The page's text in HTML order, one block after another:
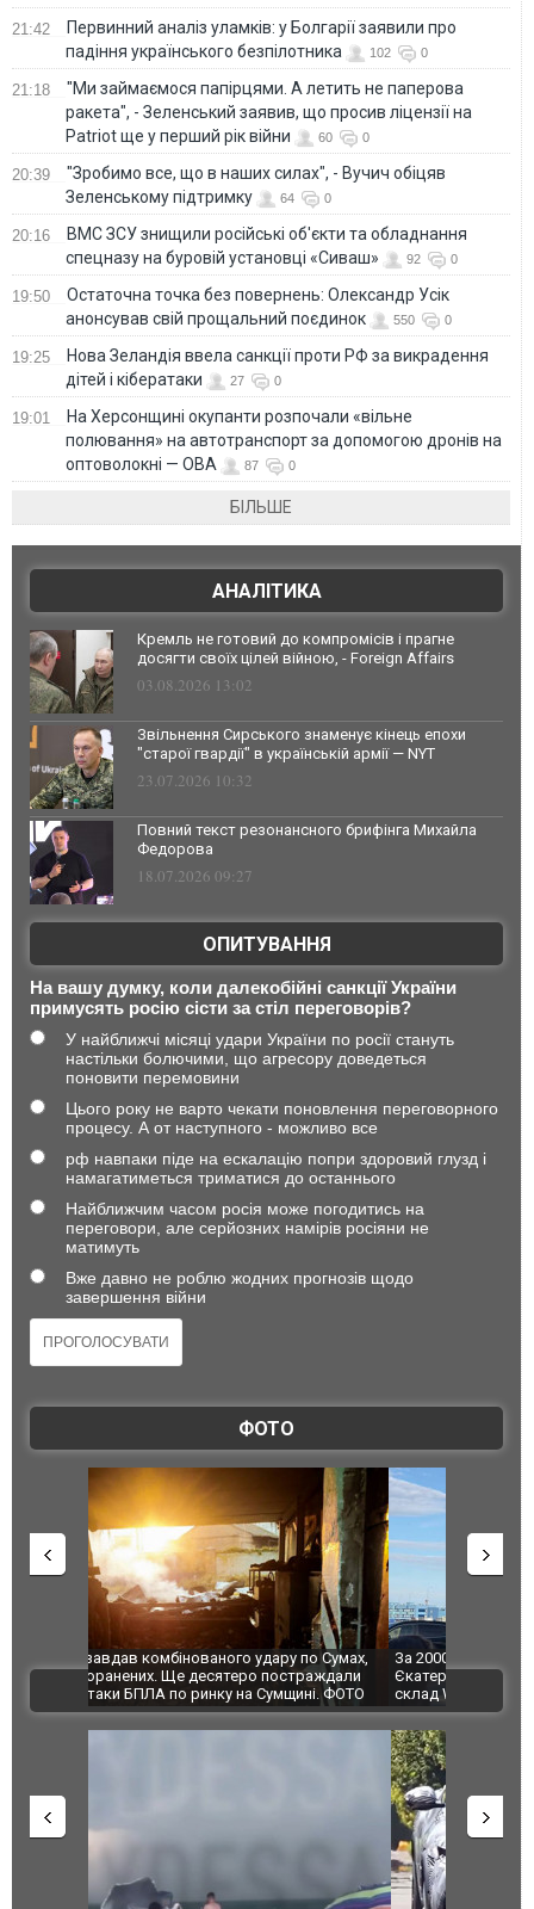
21:42
Первинний аналіз уламків: у Болгарії заявили про
падіння українського безпілотника
102 0
21:18
"Ми займаємося папірцями. А летить не паперова
ракета", - Зеленський заявив, що просив ліцензії на
Patriot ще у перший рік війни
60 0
20:39
"Зробимо все, що в наших силах", - Вучич обіцяв
Зеленському підтримку
64 0
20:16
ВМС ЗСУ знищили російські об'єкти та обладнання
спецназу на буровій установці «Сиваш»
92 0
19:50
Остаточна точка без повернень: Олександр Усік
анонсував свій прощальний поєдинок
550 0
19:25
Нова Зеландія ввела санкції проти РФ за викрадення
дітей і кібератаки
27 0
19:01
На Херсонщині окупанти розпочали «вільне
полювання» на автотранспорт за допомогою дронів на
оптоволокні — ОВА
87 0
БІЛЬШЕ
АНАЛІТИКА
Кремль не готовий до компромісів і прагне
досягти своїх цілей війною, - Foreign Affairs
03.08.2026 13:02
Звільнення Сирського знаменує кінець епохи
"старої гвардії" в українській армії — NYT
23.07.2026 10:32
Повний текст резонансного брифінга Михайла
Федорова
18.07.2026 09:27
ОПИТУВАННЯ
На вашу думку, коли далекобійні санкції України
примусять росію сісти за стіл переговорів?
У найближчі місяці удари України по росії стануть
настільки болючими, що агресору доведеться
поновити перемовини
Цього року не варто чекати поновлення переговорного
процесу. А от наступного - можливо все
рф навпаки піде на ескалацію попри здоровий глузд і
намагатиметься триматися до останнього
Найближчим часом росія може погодитись на
переговори, але серйозних намірів росіяни не
матимуть
Вже давно не роблю жодних прогнозів щодо
завершення війни
ФОТО
За 2000 кілометрів від кордону з Україною: в
Єкатеринбурзі після атаки дронів загорівся
склад Wildberries. ФОТО. ВІДЕО
"Мої
ВІДЕО